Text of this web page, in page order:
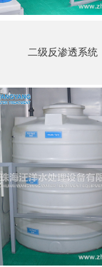
二级反渗透系统